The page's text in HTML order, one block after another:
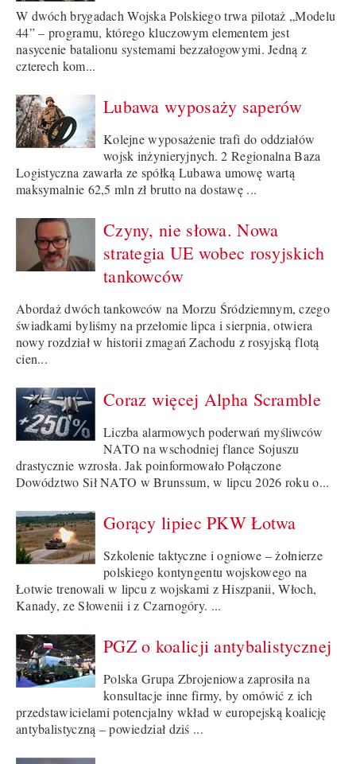
W dwóch brygadach Wojska Polskiego trwa pilotaż „Modelu
44” – programu, którego kluczowym elementem jest
nasycenie batalionu systemami bezzałogowymi. Jedną z
czterech kom...
Lubawa wyposaży saperów
Kolejne wyposażenie trafi do oddziałów
wojsk inżynieryjnych. 2 Regionalna Baza
Logistyczna zawarła ze spółką Lubawa umowę wartą
maksymalnie 62,5 mln zł brutto na dostawę ...
Czyny, nie słowa. Nowa
strategia UE wobec rosyjskich
tankowców
Abordaż dwóch tankowców na Morzu Śródziemnym, czego
świadkami byliśmy na przełomie lipca i sierpnia, otwiera
nowy rozdział w historii zmagań Zachodu z rosyjską flotą
cien...
Coraz więcej Alpha Scramble
Liczba alarmowych poderwań myśliwców
NATO na wschodniej flance Sojuszu
drastycznie wzrosła. Jak poinformowało Połączone
Dowództwo Sił NATO w Brunssum, w lipcu 2026 roku o...
Gorący lipiec PKW Łotwa
Szkolenie taktyczne i ogniowe – żołnierze
polskiego kontyngentu wojskowego na
Łotwie trenowali w lipcu z wojskami z Hiszpanii, Włoch,
Kanady, ze Słowenii i z Czarnogóry. ...
PGZ o koalicji antybalistycznej
Polska Grupa Zbrojeniowa zaprosiła na
konsultacje inne firmy, by omówić z ich
przedstawicielami potencjalny wkład w europejską koalicję
antybalistyczną – powiedział dziś ...